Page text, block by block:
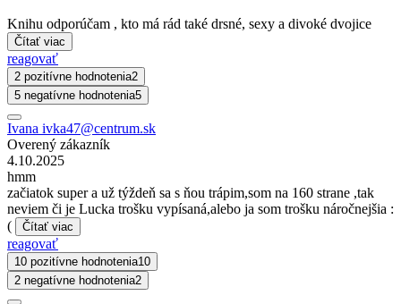
Knihu odporúčam , kto má rád také drsné, sexy a divoké dvojice
Čítať viac
reagovať
2 pozitívne hodnotenia2
5 negatívne hodnotenia5
Ivana ivka47@centrum.sk
Overený zákazník
4.10.2025
hmm
začiatok super a už týždeň sa s ňou trápim,som na 160 strane ,tak
neviem či je Lucka trošku vypísaná,alebo ja som trošku náročnejšia :
(
Čítať viac
reagovať
10 pozitívne hodnotenia10
2 negatívne hodnotenia2